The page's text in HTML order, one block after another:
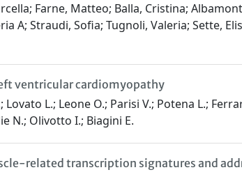
Farne, Matteo; Balla, Cristina;
A; Straudi, Sofia; Tugnoli, Valeria; Sette,
ventricular cardiomyopathy
L.; Leone O.; Parisi V.; Potena L.;
N.; Olivotto I.; Biagini E.
related transcription signatures and